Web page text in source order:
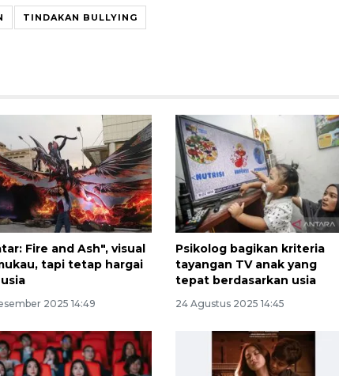
TINDAKAN BULLYING
Fire and Ash", visual
tapi tetap hargai
2025 14:49
Psikolog bagikan kriteria
tayangan TV anak yang
tepat berdasarkan usia
24 Agustus 2025 14:45